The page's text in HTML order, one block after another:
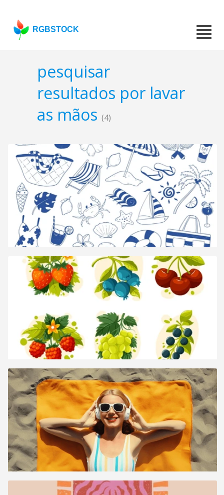
RGBSTOCK
pesquisar
resultados por lavar
as mãos (4)